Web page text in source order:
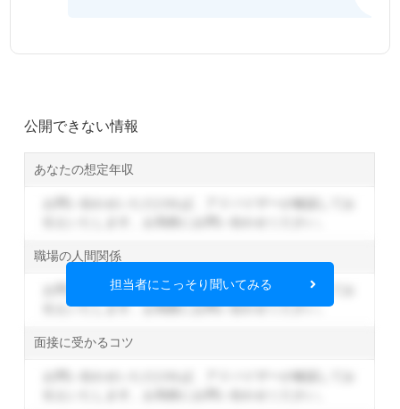
公開できない情報
あなたの想定年収
職場の人間関係
お問い合わせいただければ、アドバイザーが確認してお
伝えいたします。お気軽にお問い合わせください。
面接に受かるコツ
担当者にこっそり聞いてみる